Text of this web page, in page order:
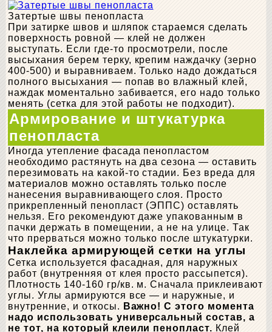
Затертые швы пенопласта
При затирке швов и шляпок стараемся сделать
поверхность ровной — клей не должен
выступать. Если где-то просмотрели, после
высыхания берем терку, крепим наждачку (зерно
400-500) и выравниваем. Только надо дождаться
полного высыхания — попав во влажный клей,
наждак моментально забивается, его надо только
менять (сетка для этой работы не подходит).
Армирование и штукатурка
пенопласта
Иногда утепление фасада пенопластом
необходимо растянуть на два сезона — оставить
перезимовать на какой-то стадии. Без вреда для
материалов можно оставлять только после
нанесения выравнивающего слоя. Просто
прикрепленный пенопласт (ЭППС) оставлять
нельзя. Его рекомендуют даже упакованным в
пачки держать в помещении, а не на улице. Так
что прерваться можно только после штукатурки.
Наклейка армирующей сетки на углы
Сетка используется фасадная, для наружных
работ (внутренняя от клея просто рассыпется).
Плотность 140-160 гр/кв. м. Сначала приклеивают
углы. Углы армируются все — и наружные, и
внутренние, и откосы. Важно! С этого момента
надо использовать универсальный состав, а
не тот, на который клеили пенопласт. Клей